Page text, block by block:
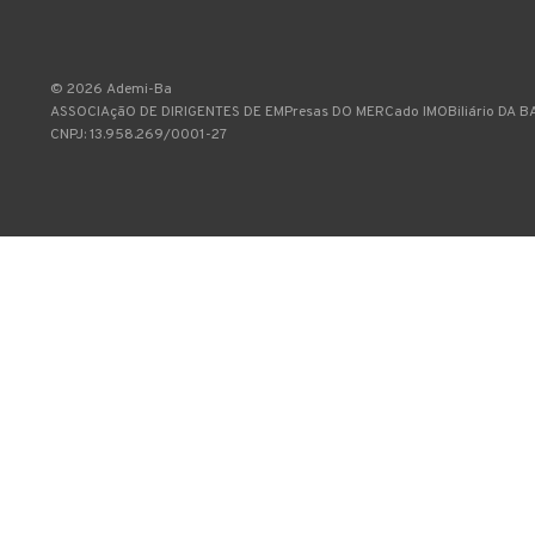
© 2026 Ademi-Ba
ASSOCIAçãO DE DIRIGENTES DE EMPresas DO MERCado IMOBiliário DA
CNPJ: 13.958.269/0001-27